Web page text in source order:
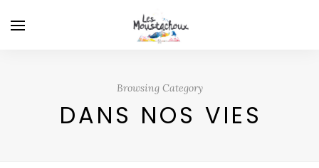
Browsing Category
DANS NOS VIES